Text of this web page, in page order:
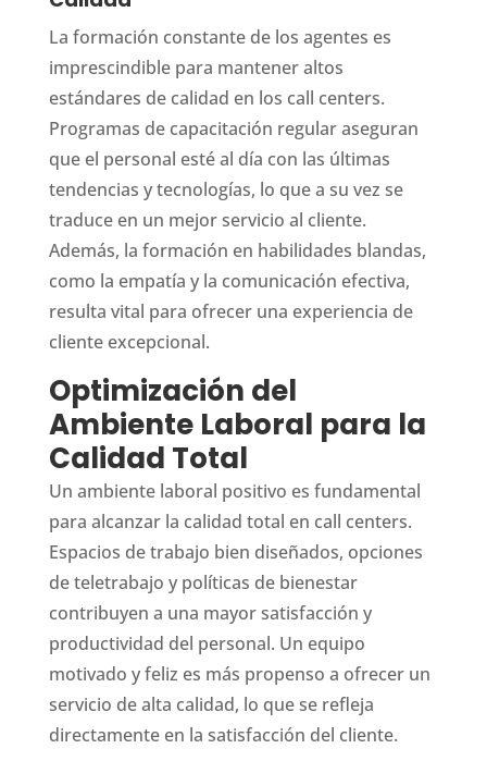
La formación constante de los agentes es
imprescindible para mantener altos
estándares de calidad en los call centers.
Programas de capacitación regular aseguran
que el personal esté al día con las últimas
tendencias y tecnologías, lo que a su vez se
traduce en un mejor servicio al cliente.
Además, la formación en habilidades blandas,
como la empatía y la comunicación efectiva,
resulta vital para ofrecer una experiencia de
cliente excepcional.
Optimización del
Ambiente Laboral para la
Calidad Total
Un ambiente laboral positivo es fundamental
para alcanzar la calidad total en call centers.
Espacios de trabajo bien diseñados, opciones
de teletrabajo y políticas de bienestar
contribuyen a una mayor satisfacción y
productividad del personal. Un equipo
motivado y feliz es más propenso a ofrecer un
servicio de alta calidad, lo que se refleja
directamente en la satisfacción del cliente.